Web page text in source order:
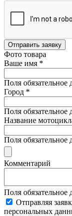
Отправить заявку
Фото товара
Ваше имя *
Поля обязательное
Город *
Поля обязательное
Название
Поля обязательное
Комментарий
Поля обязательное
Отправляя
персональных